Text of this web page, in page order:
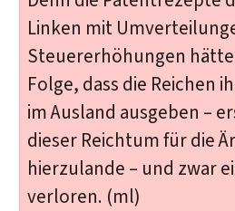
Linken mit
Steuererhöhungen
Folge, dass die Reichen
im Ausland ausgeben –
dieser Reichtum für die
hierzulande – und zwar
verloren. (ml)